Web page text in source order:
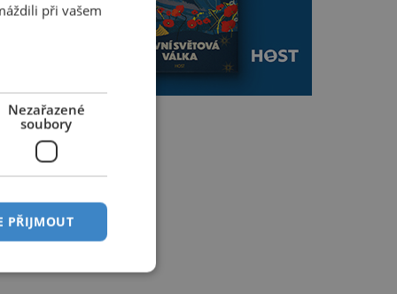
při vašem
Nezařazené
soubory
PŘIJMOUT